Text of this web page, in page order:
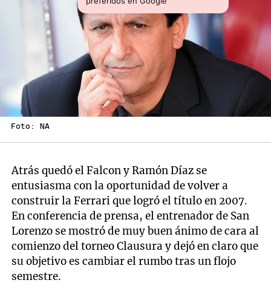
Foto: NA
Atrás quedó el Falcon y Ramón Díaz se
entusiasma con la oportunidad de volver a
construir la Ferrari que logró el título en 2007.
En conferencia de prensa, el entrenador de San
Lorenzo se mostró de muy buen ánimo de cara al
comienzo del torneo Clausura y dejó en claro que
su objetivo es cambiar el rumbo tras un flojo
semestre.